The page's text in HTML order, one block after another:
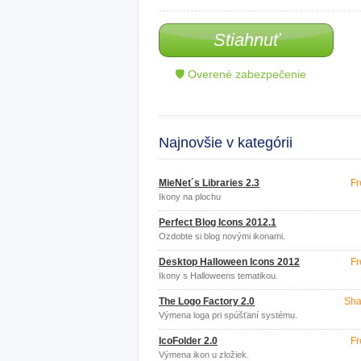
Stiahnuť
🛡 Overené zabezpečenie
Najnovšie v kategórii
MieNet´s Libraries 2.3
Ikony na plochu
Perfect Blog Icons 2012.1
Ozdobte si blog novými ikonami.
Desktop Halloween Icons 2012
Ikony s Halloweens tematikou.
The Logo Factory 2.0
Výmena loga pri spúšťaní systému.
IcoFolder 2.0
Výmena ikon u zložiek.